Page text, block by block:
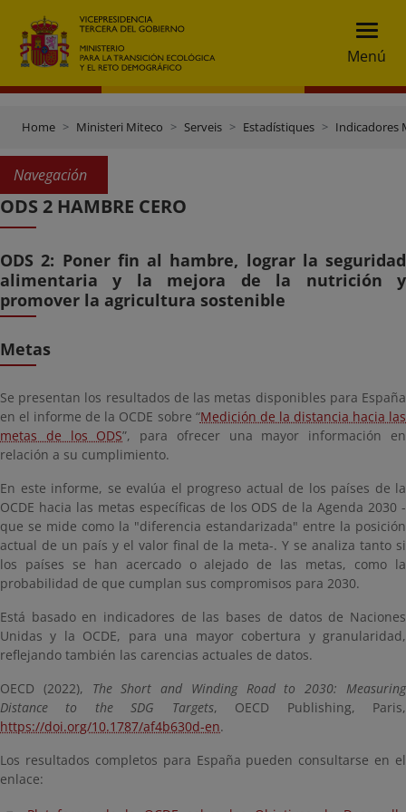
Menú
Home Ministeri Miteco Serveis Estadístiques Indicadores
Navegación
ODS 2 HAMBRE CERO
ODS 2: Poner fin al hambre, lograr la seguridad
alimentaria y la mejora de la nutrición y
promover la agricultura sostenible
Metas
Se presentan los resultados de las metas disponibles para España
en el informe de la OCDE sobre “Medición de la distancia hacia las
metas de los ODS”, para ofrecer una mayor información en
relación a su cumplimiento.
En este informe, se evalúa el progreso actual de los países de la
OCDE hacia las metas específicas de los ODS de la Agenda 2030 -
que se mide como la "diferencia estandarizada" entre la posición
actual de un país y el valor final de la meta-. Y se analiza tanto si
los países se han acercado o alejado de las metas, como la
probabilidad de que cumplan sus compromisos para 2030.
Está basado en indicadores de las bases de datos de Naciones
Unidas y la OCDE, para una mayor cobertura y granularidad,
reflejando también las carencias actuales de datos.
OECD (2022), The Short and Winding Road to 2030: Measuring
Distance to the SDG Targets, OECD Publishing, Paris,
https://doi.org/10.1787/af4b630d-en.
Los resultados completos para España pueden consultarse en el
enlace: